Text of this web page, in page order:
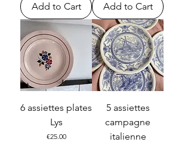
Add to Cart Add to Cart
6 assiettes plates
Lys
Price
€25.00
5 assiettes
campagne
italienne